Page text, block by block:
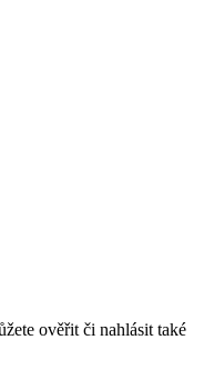
ověřit či nahlásit také